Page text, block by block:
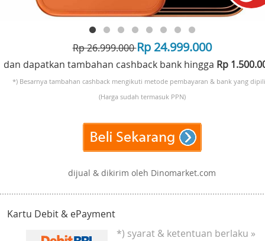
Rp 26.999.000Rp 24.999.000
dan dapatkan tambahan cashback bank hingga Rp
*) Besarnya tambahan cashback mengikuti metode pembayaran & bank yang
(Harga sudah termasuk PPN)
dijual & dikirim oleh Dinomarket.com
Kartu Debit & ePayment
*) syarat & ketentuan berlaku »